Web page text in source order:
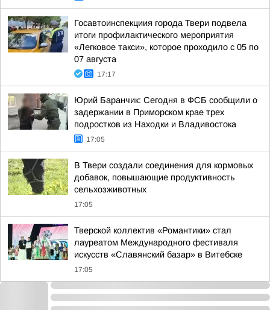
Госавтоинспекциия города Твери подвела
итоги профилактического мероприятия
«Легковое такси», которое проходило с 05 по
07 августа
17:17
Юрий Баранчик: Сегодня в ФСБ сообщили о
задержании в Приморском крае трех
подростков из Находки и Владивостока
17:05
В Твери создали соединения для кормовых
добавок, повышающие продуктивность
сельхозживотных
17:05
Тверской коллектив «Романтики» стал
лауреатом Международного фестиваля
искусств «Славянский базар» в Витебске
17:05